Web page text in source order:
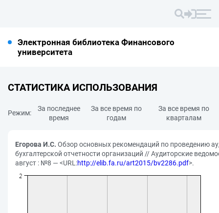
Электронная библиотека Финансового
университета
СТАТИСТИКА ИСПОЛЬЗОВАНИЯ
Режим:
За последнее
время
За все время по
годам
За все время по
кварталам
Егорова И.С. Обзор основных рекомендаций по проведению
бухгалтерской отчетности организаций // Аудиторские
август : №8 — <URL:http://elib.fa.ru/art2015/bv2286.pdf>.